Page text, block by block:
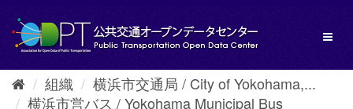
し
組織
横浜市交通局 / City of Yokohama,...
横浜市営バス / Yokohama Municipal Bus